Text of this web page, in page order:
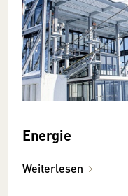
Energie
Weiterlesen